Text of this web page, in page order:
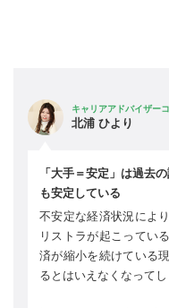
キャリアアドバイザー
北浦 ひより
「大手＝安定」は過去
も安定している
不安定な経済状況によ
リストラが起こってい
済が縮小を続けている
るとはいえなくなってし